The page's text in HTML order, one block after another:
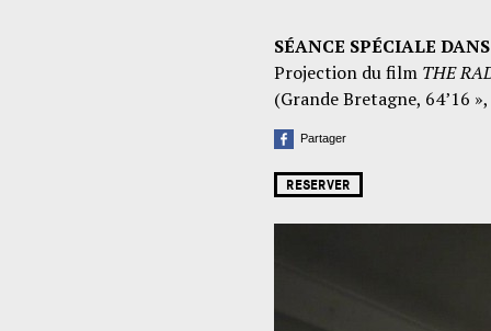
SÉANCE SPÉCIALE
Projection du film THE
(Grande Bretagne, 64’16
Partager
RESERVER